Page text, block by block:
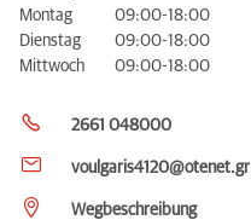
Montag
09:00-18:00
Dienstag
09:00-18:00
Mittwoch
09:00-18:00
2661 048000
voulgaris4120@otenet.gr
Wegbeschreibung